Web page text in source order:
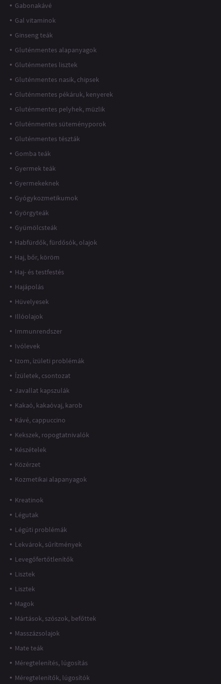
Gabonakávé
Gal vitaminok
Ginseng teák
Gluténmentes alapanyagok
Gluténmentes lisztek
Gluténmentes nasik, chipsek
Gluténmentes pékáruk, kenyerek
Gluténmentes pelyhek, müzlik
Gluténmentes süteményporok
Gluténmentes tészták
Gomba teák
Gyermek teák
Gyermekeknek
Gyógykozmetikumok
Györgyteák
Gyümölcsteák
Habfürdők, fürdősók, olajok
Haj, bőr, köröm
Haj- és testfestés
Hajápolás
Hüvelyesek
Illóolajok
Immunrendszer
Ivólevek
Izom, ízületi problémák
Ízületek, csontozat
Javallat kapszulák
Kakaó, kakaóvaj, karob
Kávé, cappuccino
Kekszek, ropogtatnivalók
Készételek
Közérzet
Kozmetikai alapanyagok
Kreatinok
Légutak
Légúti problémák
Lekvárok, sűrítmények
Levegőfertőtlenítők
Lisztek
Lisztek
Magok
Mártások, szószok, befőttek
Masszázsolajok
Mate teák
Méregtelenítés, lúgosítás
Méregtelenítők, lúgosítók